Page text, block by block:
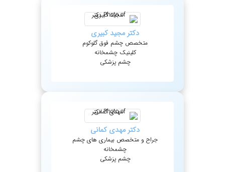
دکترمجیدکبیری
متخصص چشم فوق گلوکوم
کلینیک چشمخانه
چشم پزشکی
دکترمهدی کمانی
جراح و متخصص بیماری های چشم
چشمخانه
چشم پزشکی